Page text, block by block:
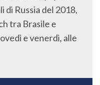
di Russia del 2018,
tra Brasile e
e venerdì, alle